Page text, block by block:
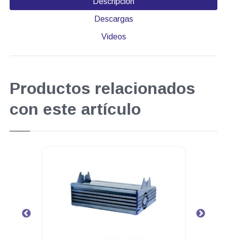
Descargas
Videos
Productos relacionados
con este artículo